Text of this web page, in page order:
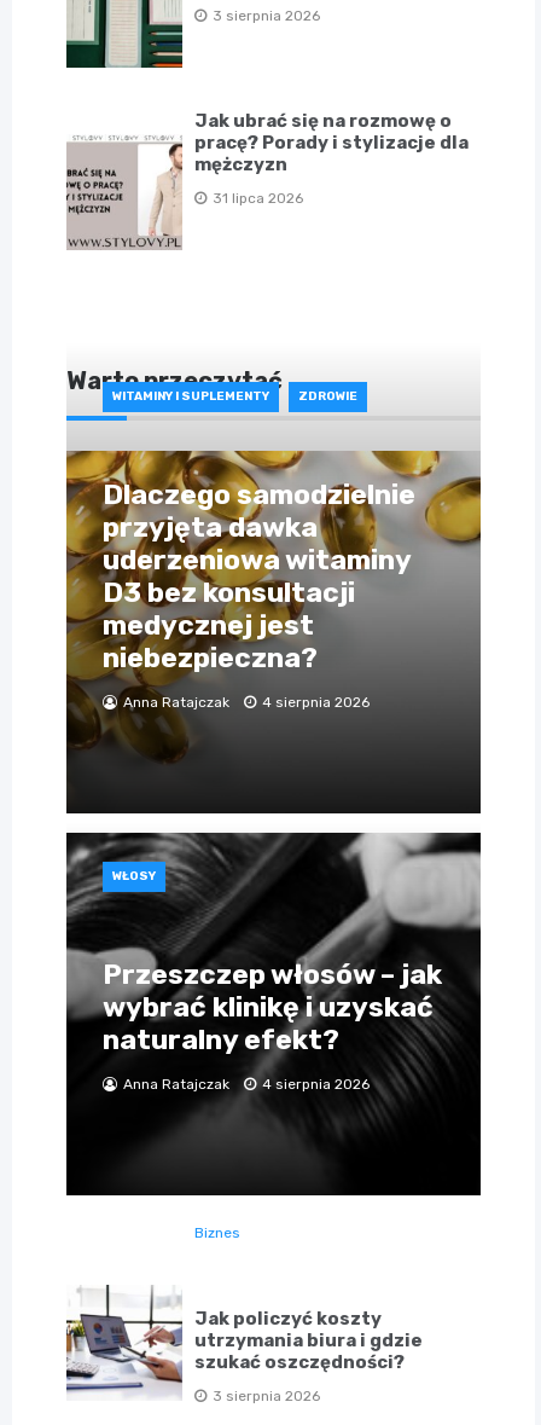
3 sierpnia 2026
Jak ubrać się na rozmowę o
pracę? Porady i stylizacje dla
mężczyzn
31 lipca 2026
Warto przeczytać
WITAMINY I SUPLEMENTY ZDROWIE
Dlaczego samodzielnie
przyjęta dawka
uderzeniowa witaminy
D3 bez konsultacji
medycznej jest
niebezpieczna?
Anna Ratajczak 4 sierpnia 2026
WŁOSY
Przeszczep włosów – jak
wybrać klinikę i uzyskać
naturalny efekt?
Anna Ratajczak 4 sierpnia 2026
Biznes
Jak policzyć koszty
utrzymania biura i gdzie
szukać oszczędności?
3 sierpnia 2026